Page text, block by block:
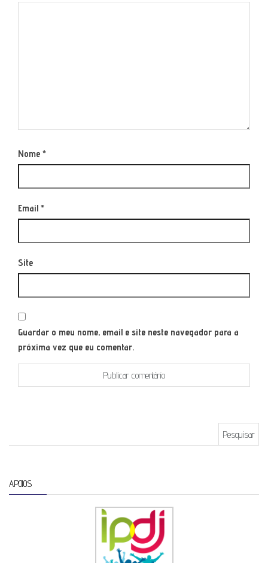
Nome *
Email *
Site
Guardar o meu nome, email e site neste navegador para a
próxima vez que eu comentar.
APOIOS